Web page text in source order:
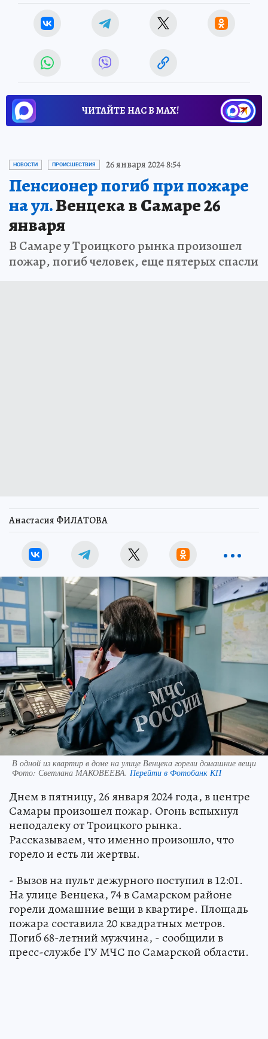
ЧИТАЙТЕ НАС В МАХ!
НОВОСТИ ПРОИСШЕСТВИЯ 26 января 2024 8:54
Пенсионер погиб при пожаре
на ул.Венцека в Самаре 26
января
В Самаре у Троицкого рынка произошел
пожар, погиб человек, еще пятерых спасли
Анастасия ФИЛАТОВА
В одной из квартир в доме на улице Венцека горели домашние вещи
Фото: Светлана МАКОВЕЕВА. Перейти в Фотобанк КП
Днем в пятницу, 26 января 2024 года, в центре
Самары произошел пожар. Огонь вспыхнул
неподалеку от Троицкого рынка.
Рассказываем, что именно произошло, что
горело и есть ли жертвы.
- Вызов на пульт дежурного поступил в 12:01.
На улице Венцека, 74 в Самарском районе
горели домашние вещи в квартире. Площадь
пожара составила 20 квадратных метров.
Погиб 68-летний мужчина, - сообщили в
пресс-службе ГУ МЧС по Самарской области.